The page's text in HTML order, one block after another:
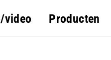
video Producten